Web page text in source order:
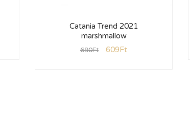
Catania Trend 2021
marshmallow
690Ft 609Ft